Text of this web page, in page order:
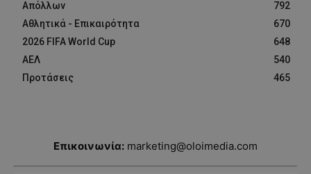
Απόλλων
792
Αθλητικά - Επικαιρότητα
670
2026 FIFA World Cup
648
ΑΕΛ
540
Προτάσεις
465
Επικοινωνία: marketing@oloimedia.com